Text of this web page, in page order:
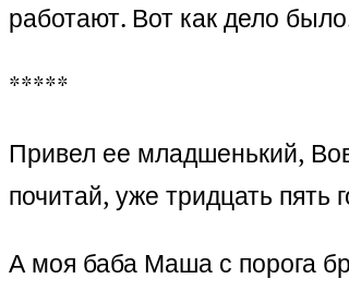
работают. Вот как дело
*****
Привел ее младшенький,
почитай, уже тридцать пять
А моя баба Маша с порога